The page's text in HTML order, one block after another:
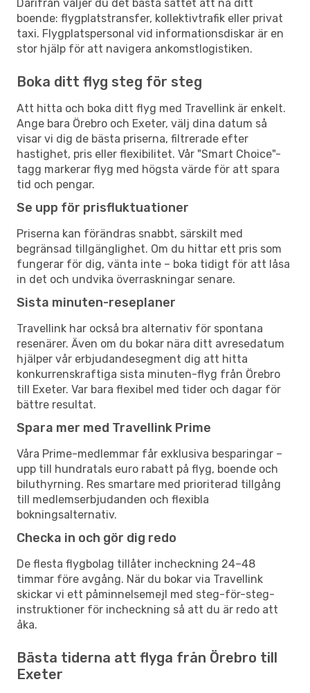
Därifrån väljer du det bästa sättet att nå ditt
boende: flygplatstransfer, kollektivtrafik eller privat
taxi. Flygplatspersonal vid informationsdiskar är en
stor hjälp för att navigera ankomstlogistiken.
Boka ditt flyg steg för steg
Att hitta och boka ditt flyg med Travellink är enkelt.
Ange bara Örebro och Exeter, välj dina datum så
visar vi dig de bästa priserna, filtrerade efter
hastighet, pris eller flexibilitet. Vår "Smart Choice"-
tagg markerar flyg med högsta värde för att spara
tid och pengar.
Se upp för prisfluktuationer
Priserna kan förändras snabbt, särskilt med
begränsad tillgänglighet. Om du hittar ett pris som
fungerar för dig, vänta inte – boka tidigt för att låsa
in det och undvika överraskningar senare.
Sista minuten-reseplaner
Travellink har också bra alternativ för spontana
resenärer. Även om du bokar nära ditt avresedatum
hjälper vår erbjudandesegment dig att hitta
konkurrenskraftiga sista minuten-flyg från Örebro
till Exeter. Var bara flexibel med tider och dagar för
bättre resultat.
Spara mer med Travellink Prime
Våra Prime-medlemmar får exklusiva besparingar –
upp till hundratals euro rabatt på flyg, boende och
biluthyrning. Res smartare med prioriterad tillgång
till medlemserbjudanden och flexibla
bokningsalternativ.
Checka in och gör dig redo
De flesta flygbolag tillåter incheckning 24–48
timmar före avgång. När du bokar via Travellink
skickar vi ett påminnelsemejl med steg-för-steg-
instruktioner för incheckning så att du är redo att
åka.
Bästa tiderna att flyga från Örebro till
Exeter